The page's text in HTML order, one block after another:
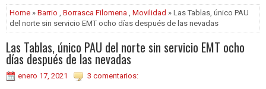
Home » Barrio , Borrasca Filomena , Movilidad » Las Tablas, único PAU
del norte sin servicio EMT ocho días después de las nevadas
Las Tablas, único PAU del norte sin servicio EMT ocho
días después de las nevadas
enero 17, 2021 3 comentarios: